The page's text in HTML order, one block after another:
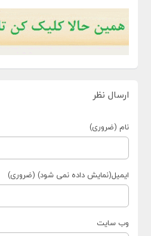
ارسال نظر
نام (ضروری)
ایمیل(نمایش داده نمی شود) (ضروری)
وب سایت